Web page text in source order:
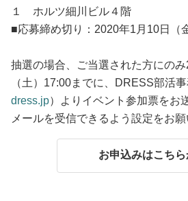
１ ホルツ細川ビル４階
■応募締め切り：2020年1月10日（
抽選の場合、ご当選された方にのみ
（土）17:00までに、DRESS部活
dress.jp）よりイベント参加票をお
メールを受信できるよう設定をお願
お申込みはこちら